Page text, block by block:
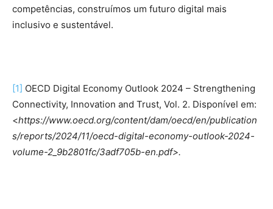
competências, construímos um futuro digital mais
inclusivo e sustentável.
[1] OECD Digital Economy Outlook 2024 – Strengthening
Connectivity, Innovation and Trust, Vol. 2. Disponível em:
<https://www.oecd.org/content/dam/oecd/en/publication
s/reports/2024/11/oecd-digital-economy-outlook-2024-
volume-2_9b2801fc/3adf705b-en.pdf>.